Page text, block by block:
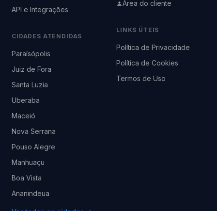
API e Integrações
CIDADES ATENDIDAS
Paraísópolis
Juiz de Fora
Santa Luzia
Uberaba
Maceió
Nova Serrana
Pouso Alegre
Manhuaçu
Boa Vista
Ananindeua
Área do cliente
LINKS ÚTEIS
Política de Privacidade
Política de Cookies
Termos de Uso